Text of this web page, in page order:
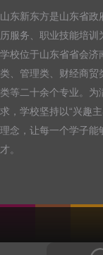
山东新东方是山东省政
历服务、职业技能培训
学校位于山东省省会济
类、管理类、财经商
类等二十余个专业。为
求，学校坚持以“兴趣
理念，让每一个学子能
才。